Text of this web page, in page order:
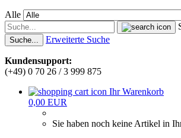
Alle
Suche... Erweiterte Suche
Kundensupport:
(+49) 0 70 26 / 3 999 875
Ihr Warenkorb
0,00 EUR
Sie haben noch keine Artikel in